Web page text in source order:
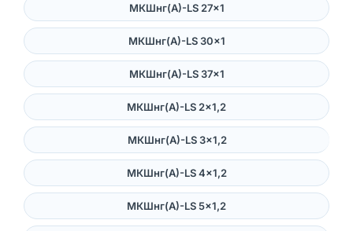
МКШнг(А)-LS 27×1
МКШнг(А)-LS 30×1
МКШнг(А)-LS 37×1
МКШнг(А)-LS 2×1,2
МКШнг(А)-LS 3×1,2
МКШнг(А)-LS 4×1,2
МКШнг(А)-LS 5×1,2